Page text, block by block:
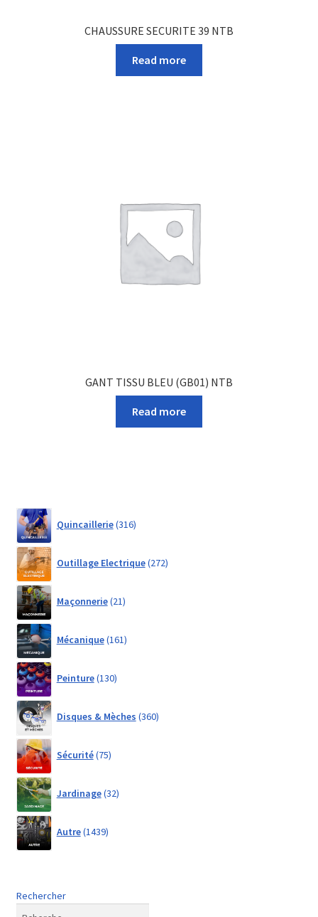
CHAUSSURE SECURITE 39 NTB
Read more
GANT TISSU BLEU (GB01) NTB
Read more
Quincaillerie 316products
Outillage Electrique 272products
Maçonnerie 21products
Mécanique 161products
Peinture 130products
Disques & Mèches 360products
Sécurité 75products
Jardinage 32products
Autre 1439products
Rechercher